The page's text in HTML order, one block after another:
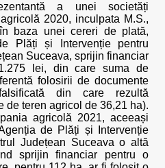
a unei societăți
2020, inculpata M.S.,
baza unei cereri de plată,
Plăți și Intervenție pentru
Suceava, sprijin financiar
lei, din care suma de
folosirii de documente
din care rezultă
de teren agricol de 36,21 ha).
agricolă 2021, aceeași
de Plăți și Intervenție
Județean Suceava o altă
sprijin financiar pentru o